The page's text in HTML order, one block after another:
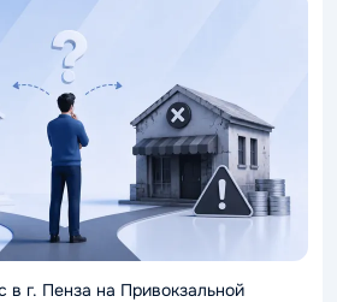
г. Пенза на Привокзальной